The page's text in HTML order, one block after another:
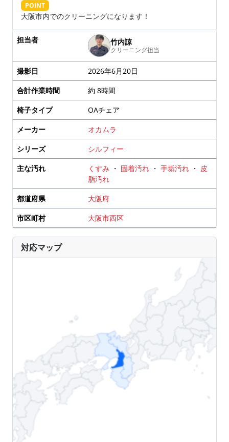
POINT
大阪市内でのクリーニングになります！
担当者 竹内諒
クリーニング担当
撮影日
2026年6月20日
合計作業時間
約 8時間
椅子タイプ
OAチェア
メーカー
オカムラ
シリーズ
シルフィー
主な汚れ
くすみ ・ 固着汚れ ・ 手垢汚れ ・ 皮
脂汚れ
都道府県
大阪府
市区町村
大阪市西区
対応マップ